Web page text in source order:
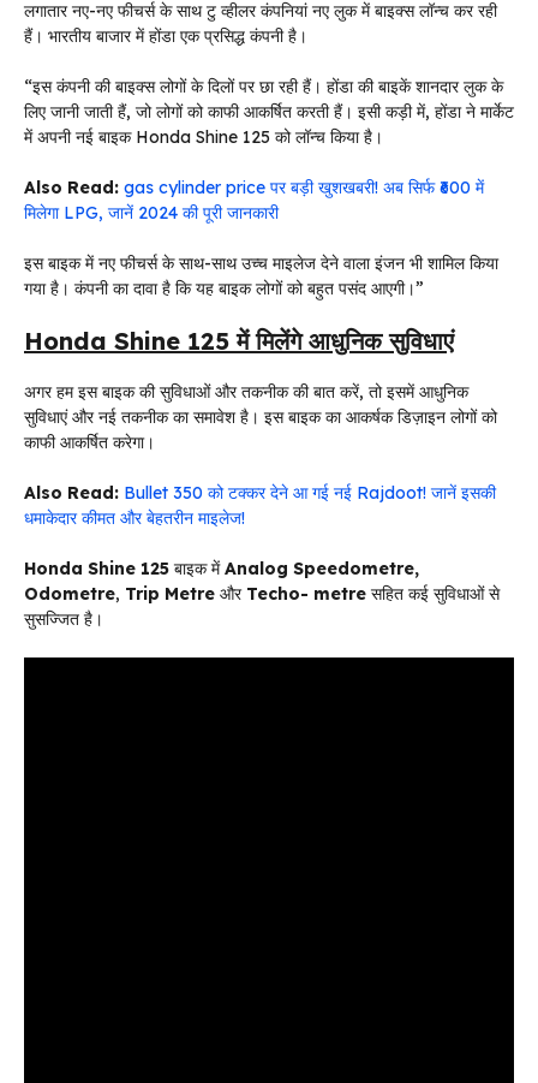
लगातार नए-नए फीचर्स के साथ टु व्हीलर कंपनियां नए लुक में बाइक्स लॉन्च कर रही
हैं। भारतीय बाजार में होंडा एक प्रसिद्ध कंपनी है।
“इस कंपनी की बाइक्स लोगों के दिलों पर छा रही हैं। होंडा की बाइकें शानदार लुक के
लिए जानी जाती हैं, जो लोगों को काफी आकर्षित करती हैं। इसी कड़ी में, होंडा ने मार्केट
में अपनी नई बाइक Honda Shine 125 को लॉन्च किया है।
Also Read: gas cylinder price पर बड़ी खुशखबरी! अब सिर्फ ₹600 में
मिलेगा LPG, जानें 2024 की पूरी जानकारी
इस बाइक में नए फीचर्स के साथ-साथ उच्च माइलेज देने वाला इंजन भी शामिल किया
गया है। कंपनी का दावा है कि यह बाइक लोगों को बहुत पसंद आएगी।”
Honda Shine 125 में मिलेंगे आधुनिक सुविधाएं
अगर हम इस बाइक की सुविधाओं और तकनीक की बात करें, तो इसमें आधुनिक
सुविधाएं और नई तकनीक का समावेश है। इस बाइक का आकर्षक डिज़ाइन लोगों को
काफी आकर्षित करेगा।
Also Read: Bullet 350 को टक्कर देने आ गई नई Rajdoot! जानें इसकी
धमाकेदार कीमत और बेहतरीन माइलेज!
Honda Shine 125 बाइक मेंAnalog Speedometre,
Odometre, Trip Metre और Techo- metre सहित कई सुविधाओं से
सुसज्जित है।